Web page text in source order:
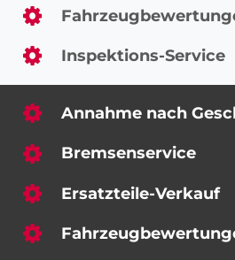
Inspektions-Service
Annahme nach
Bremsenservice
Ersatzteile-Verkauf